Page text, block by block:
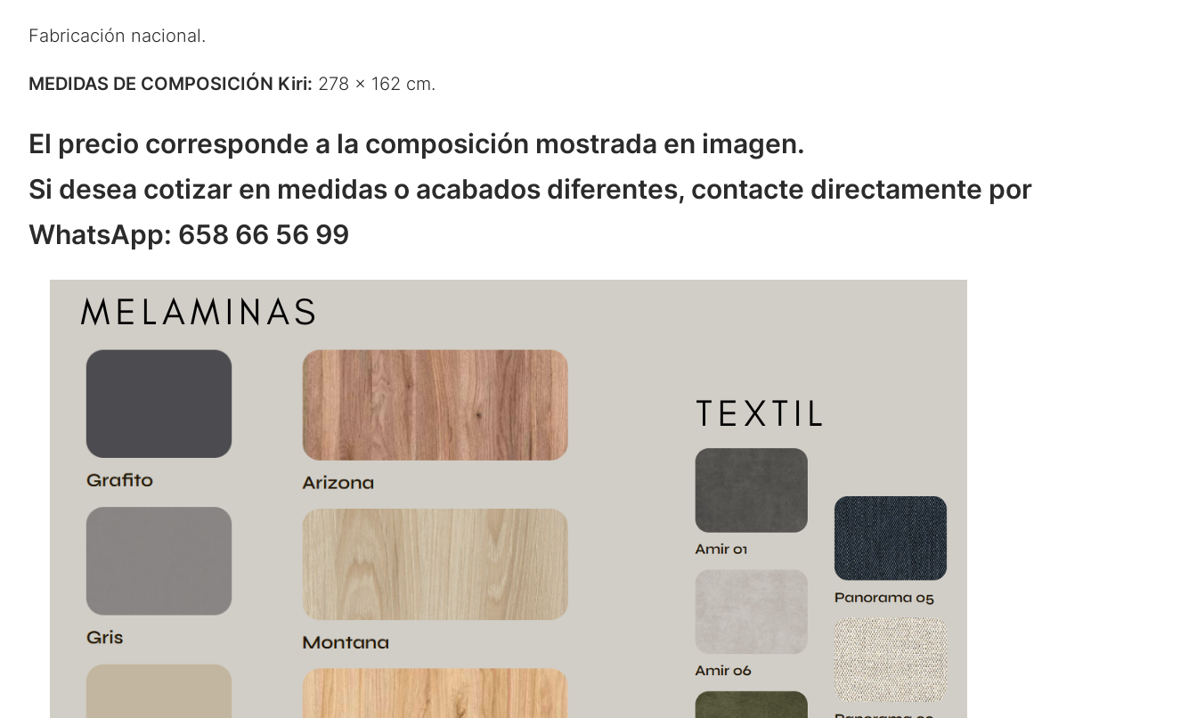
Fabricación nacional.
MEDIDAS DE COMPOSICIÓN Kiri: 278 x 162 cm.
El precio corresponde a la composición mostrada en imagen.
Si desea cotizar en medidas o acabados diferentes, contacte directamente por
WhatsApp: 658 66 56 99